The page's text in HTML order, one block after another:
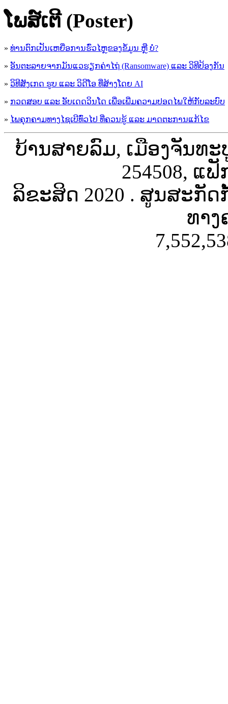
ໂພສ໌ເຕີ (Poster)
» ທ່ານຕົກເປັນເຫຍື່ອການຮົ່ວໄຫຼຂອງຂໍ້ມູນ ຫຼື ບໍ່?
» ອັນຕະລາຍຈາກມັນແວຮຽກຄ່າໄຖ່ (Ransomware) ແລະ ວິທີປ້ອງກັນ
» ວິທີສັງເກດ ຮູບ ແລະ ວິດີໂອ ທີ່ສ້າງໂດຍ AI
» ກວດສອບ ແລະ ອັບເດດວິນໂດ ເພື່ອເພີ່ມຄວາມປອດໄພໃຫ້ກັບລະບົບ
» ໄພຄຸກຄາມທາງໄຊເບີທົ່ວໄປ ທີ່ຄວນຮູ້ ແລະ ມາດຕະການແກ້ໄຂ
ບ້ານສາຍລົມ, ເມືອງຈັນທະ
254508, ແຟັ
ລິຂະສິດ 2020 . ສູນສະກັ
ທາງ